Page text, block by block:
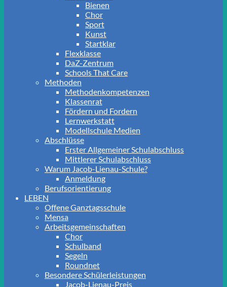
Bienen
Chor
Sport
Kunst
Startklar
Flexklasse
DaZ-Zentrum
Schools That Care
Methoden
Methodenkompetenzen
Klassenrat
Fördern und Fordern
Lernwerkstatt
Modellschule Medien
Abschlüsse
Erster Allgemeiner Schulabschluss
Mittlerer Schulabschluss
Warum Jacob-Lienau-Schule?
Anmeldung
Berufsorientierung
LEBEN
Offene Ganztagsschule
Mensa
Arbeitsgemeinschaften
Chor
Schulband
Segeln
Roundnet
Besondere Schülerleistungen
Jacob-Lienau-Preis